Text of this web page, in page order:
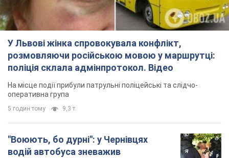
У Львові жінка спровокувала конфлікт,
розмовляючи російською мовою у маршрутці:
поліція склала адмінпротокол. Відео
На місце події прибули патрульні поліцейські та слідчо-
оперативна група
5 годин тому 9,3 т.
"Воюють, бо дурні": у Чернівцях
водій автобуса зневажив